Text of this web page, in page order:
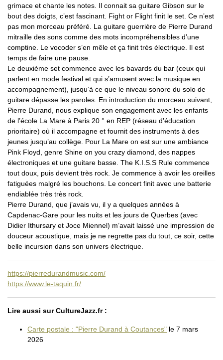
grimace et chante les notes. Il connait sa guitare Gibson sur le
bout des doigts, c’est fascinant. Fight or Flight finit le set. Ce n’est
pas mon morceau préféré. La guitare guerrière de Pierre Durand
mitraille des sons comme des mots incompréhensibles d’une
comptine. Le vocoder s’en mêle et ça finit très électrique. Il est
temps de faire une pause.
Le deuxième set commence avec les bavards du bar (ceux qui
parlent en mode festival et qui s’amusent avec la musique en
accompagnement), jusqu’à ce que le niveau sonore du solo de
guitare dépasse les paroles. En introduction du morceau suivant,
Pierre Durand, nous explique son engagement avec les enfants
de l’école La Mare à Paris 20 ° en REP (réseau d’éducation
prioritaire) où il accompagne et fournit des instruments à des
jeunes jusqu’au collège. Pour La Mare on est sur une ambiance
Pink Floyd, genre Shine on you crazy diamond, des nappes
électroniques et une guitare basse. The K.I.S.S Rule commence
tout doux, puis devient très rock. Je commence à avoir les oreilles
fatiguées malgré les bouchons. Le concert finit avec une batterie
endiablée très très rock.
Pierre Durand, que j’avais vu, il y a quelques années à
Capdenac-Gare pour les nuits et les jours de Querbes (avec
Didier Ithursary et Joce Miennel) m’avait laissé une impression de
douceur acoustique, mais je ne regrette pas du tout, ce soir, cette
belle incursion dans son univers électrique.
https://pierredurandmusic.com/
https://www.le-taquin.fr/
Lire aussi sur CultureJazz.fr :
Carte postale : "Pierre Durand à Coutances" le 7 mars
2026